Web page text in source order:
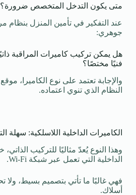
متى يكون التدخل المتخصص ضرورة؟
عند التفكير في تأمين المنزل بنظام
جوهري:
هل يمكن تركيب كاميرات المراقبة
فنيًا مختصًا؟
والإجابة تعتمد على نوع الكاميرا،
النظام الذي تنوي اعتماده.
الكاميرات الداخلية اللاسلكية: سهلة
وهذا النوع يُعدّ مثاليًا للتركيب
الداخلية التي تعمل عبر شبكة Wi-Fi.
فهي غالبًا ما تأتي بتصميم بسيط، ولا
أسلاك.